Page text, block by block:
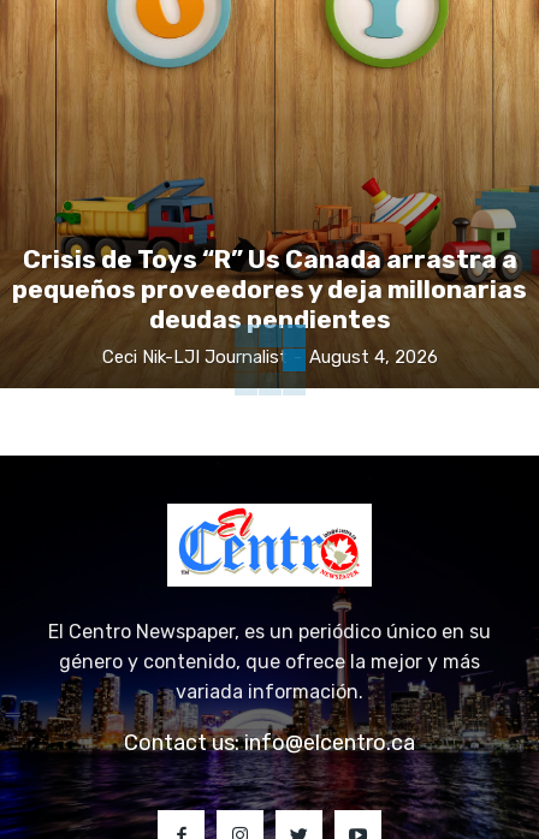
Crisis de Toys “R” Us Canada arrastra a
pequeños proveedores y deja millonarias
deudas pendientes
Ceci Nik-LJI Journalist August 4, 2026
El Centro Newspaper, es un periódico único en su
género y contenido, que ofrece la mejor y más
variada información.
Contact us:info@elcentro.ca